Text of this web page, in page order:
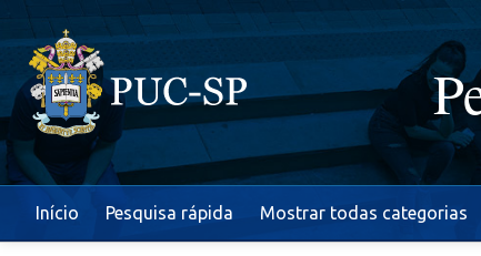
Início Pesquisa rápida Mostrar todas categorias